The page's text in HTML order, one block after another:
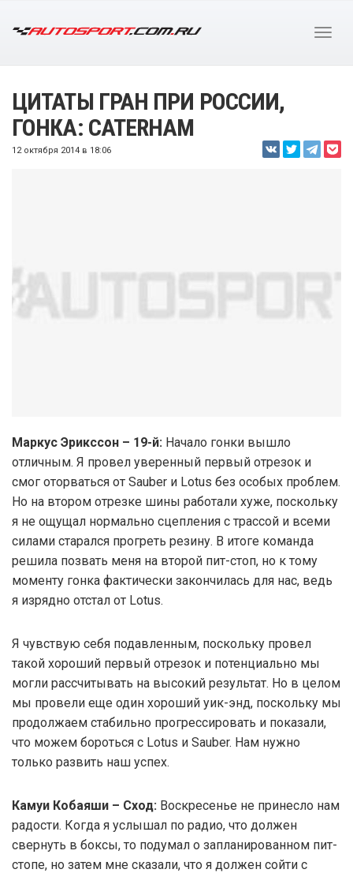
ЦИТАТЫ ГРАН ПРИ РОССИИ,
ГОНКА: CATERHAM
12 октября 2014 в 18:06
Маркус Эрикссон – 19-й: Начало гонки вышло
отличным. Я провел уверенный первый отрезок и
смог оторваться от Sauber и Lotus без особых проблем.
Но на втором отрезке шины работали хуже, поскольку
я не ощущал нормально сцепления с трассой и всеми
силами старался прогреть резину. В итоге команда
решила позвать меня на второй пит-стоп, но к тому
моменту гонка фактически закончилась для нас, ведь
я изрядно отстал от Lotus.
Я чувствую себя подавленным, поскольку провел
такой хороший первый отрезок и потенциально мы
могли рассчитывать на высокий результат. Но в целом
мы провели еще один хороший уик-энд, поскольку мы
продолжаем стабильно прогрессировать и показали,
что можем бороться с Lotus и Sauber. Нам нужно
только развить наш успех.
Камуи Кобаяши – Сход: Воскресенье не принесло нам
радости. Когда я услышал по радио, что должен
свернуть в боксы, то подумал о запланированном пит-
стопе, но затем мне сказали, что я должен сойти с